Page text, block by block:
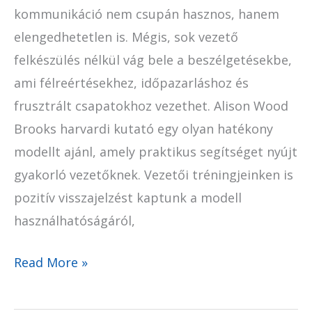
kommunikáció nem csupán hasznos, hanem
elengedhetetlen is. Mégis, sok vezető
felkészülés nélkül vág bele a beszélgetésekbe,
ami félreértésekhez, időpazarláshoz és
frusztrált csapatokhoz vezethet. Alison Wood
Brooks harvardi kutató egy olyan hatékony
modellt ajánl, amely praktikus segítséget nyújt
gyakorló vezetőknek. Vezetői tréningjeinken is
pozitív visszajelzést kaptunk a modell
használhatóságáról,
Read More »